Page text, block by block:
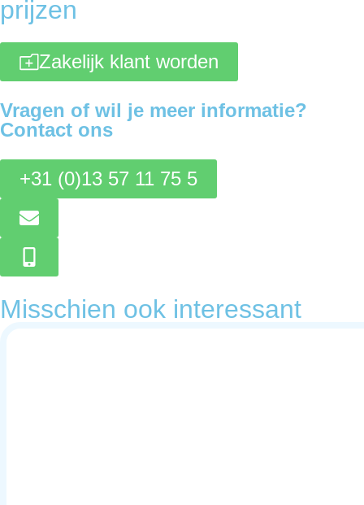
prijzen
Zakelijk klant worden
Vragen of wil je meer informatie?
Contact ons
+31 (0)13 57 11 75 5
Misschien ook interessant